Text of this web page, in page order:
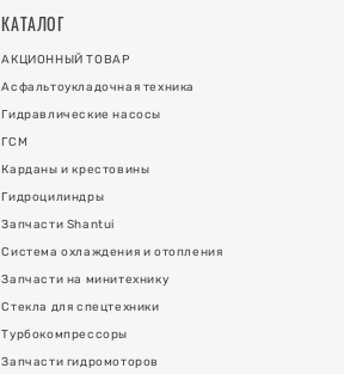
КАТАЛОГ
АКЦИОННЫЙ ТОВАР
Асфальтоукладочная техника
Гидравлические насосы
ГСМ
Карданы и крестовины
Гидроцилиндры
Запчасти Shantui
Система охлаждения и отопления
Запчасти на минитехнику
Стекла для спецтехники
Турбокомпрессоры
Запчасти гидромоторов